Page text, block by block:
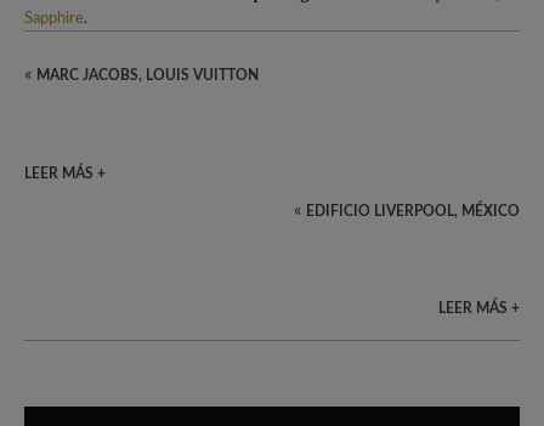
Sapphire.
« MARC JACOBS, LOUIS VUITTON
LEER MÁS +
« EDIFICIO LIVERPOOL, MÉXICO
LEER MÁS +